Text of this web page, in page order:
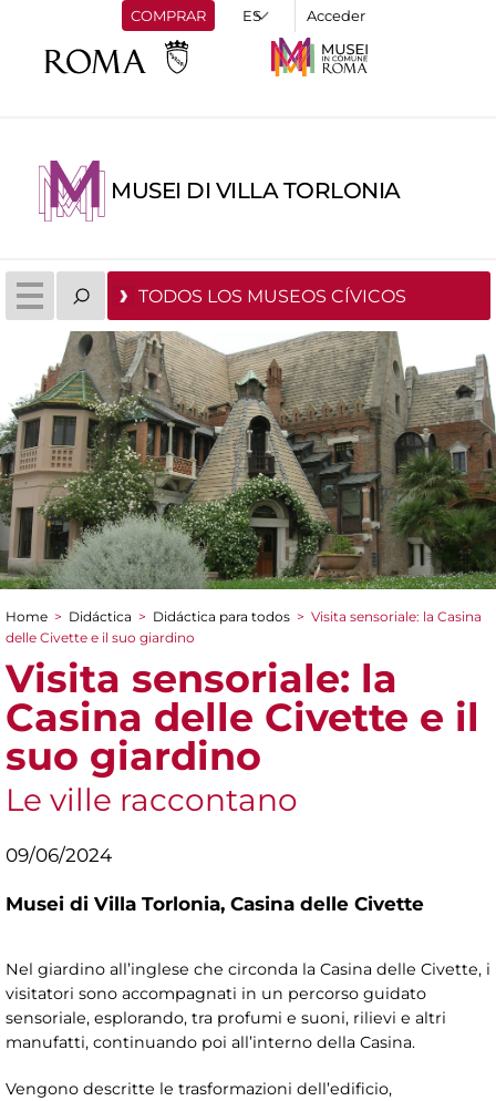
COMPRAR Acceder
MUSEI DI VILLA TORLONIA
TODOS LOS MUSEOS CÍVICOS
You are here
Home > Didáctica > Didáctica para todos > Visita sensoriale: la Casina
delle Civette e il suo giardino
Visita sensoriale: la
Casina delle Civette e il
suo giardino
Le ville raccontano
09/06/2024
Musei di Villa Torlonia, Casina delle Civette
Nel giardino all’inglese che circonda la Casina delle Civette, i
visitatori sono accompagnati in un percorso guidato
sensoriale, esplorando, tra profumi e suoni, rilievi e altri
manufatti, continuando poi all’interno della Casina.
Vengono descritte le trasformazioni dell’edificio,